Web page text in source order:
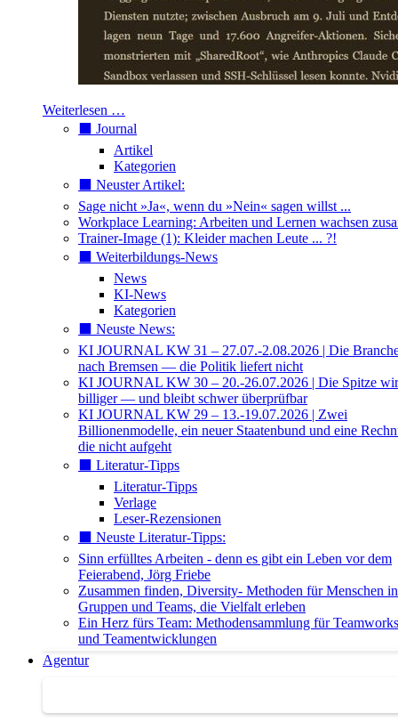
Weiterlesen …
⬛️ Journal
Artikel
Kategorien
⬛️ Neuster Artikel:
Sage nicht »Ja«, wenn du »Nein« sagen willst ...
Workplace Learning: Arbeiten und Lernen wachsen
Trainer-Image (1): Kleider machen Leute ... ?!
⬛️ Weiterbildungs-News
News
KI-News
Kategorien
⬛️ Neuste News:
KI JOURNAL KW 31 – 27.07.-2.08.2026 | Die
nach Bremsen — die Politik liefert nicht
KI JOURNAL KW 30 – 20.-26.07.2026 | Die Spitze
billiger — und bleibt schwer überprüfbar
KI JOURNAL KW 29 – 13.-19.07.2026 | Zwei
Billionenmodelle, ein neuer Staatenbund und eine
die nicht aufgeht
⬛️ Literatur-Tipps
Literatur-Tipps
Verlage
Leser-Rezensionen
⬛️ Neuste Literatur-Tipps:
Sinn erfülltes Arbeiten - denn es gibt ein Leben vor dem
Feierabend, Jörg Friebe
Zusammen finden, Diversity- Methoden für Menschen in
Gruppen und Teams, die Vielfalt erleben
Ein Herz fürs Team: Methodensammlung für
und Teamentwicklungen
Agentur